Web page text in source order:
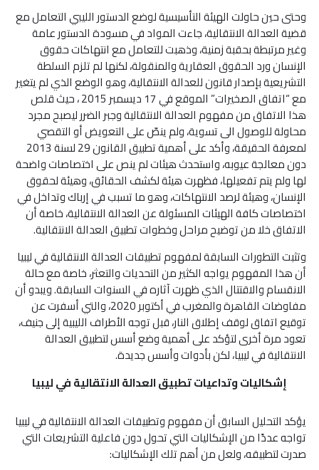
وحتى حين حاولت الهيئة التأسيسية لوضع الدستور الليبي التعامل مع
قضية العدالة الانتقالية، جاءت المواد في مسودة الدستور عامة
وغير مرتبطة بحقبة زمنية، وذهبت للتعامل مع انتهاكات حقوق
الإنسان ورد الحقوق العقارية والمنقولة، لكنها لم تلزم السلطة
التشريعية بإصدار قانون للعدالة الانتقالية، وهو الوضع الذي لم يتغير
مع “اتفاق الصخيرات” الموقع في 17 ديسمبر 2015 ، حيث قلص
هذا الاتفاق من مفهوم العدالة الانتقالية وجبر الضرر ليصبح مجرد
محاولة للوصول الى تسوية، ولم ينصّ على التعويض أو التقصي
لمعرفة الحقيقة، وأكد على أهمية تطبيق القانون 29 لسنة 2013
دون معالجة عيوبه، واستحدث هيئات لم ينص على اختصاصات واضحة
لها ولم يتم تفعيلها، فظهرت هيئة لكشف الحقائق، وهيئة لحقوق
الإنسان، وهيئة لرصد الانتهاكات، وهو ما تسبب في إرباك وتداخل في
اختصاصات كافة الهيئات المسئولة عن العدالة الانتقالية، خاصة أن
الاتفاق خلا من توضيح مراحل وخطوات تطبيق العدالة الانتقالية.
وتثبت التطورات السابقة لمفهوم تطبيقات العدالة الانتقالية في ليبيا
أن هذا المفهوم يواجه الكثير من التحديات والتعثر، خاصة مع حالة
الانقسام والاقتتال الذي ظهرت آثاره في السنوات السابقة. ويبدو أن
مفاوضات القاهرة والمغرب في أكتوبر 2020، والتي أسفرت عن
توقيع اتفاق لوقف إطلاق النار، قبل توجه الأطراف الليبية إلى جنيف،
تعود مرة أخرى لتؤكد على أهمية وضع أسس لتطبيق العدالة
الانتقالية في ليبيا، لكن بأدوات وأسس جديدة.
إشكاليات وتداعيات تطبيق العدالة الانتقالية في ليبيا
يؤكد التحليل السابق أن مفهوم وتطبيقات العدالة الانتقالية في ليبيا
تواجه عددًا من الإشكاليات التي تحول دون فاعلية التشريعات التي
صدرت لتطبيقه، ولعل من أهم تلك الإشكاليات: